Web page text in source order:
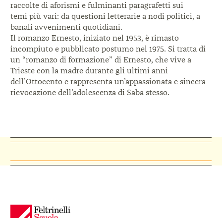
raccolte di aforismi e fulminanti paragrafetti sui
temi più vari: da questioni letterarie a nodi politici, a
banali avvenimenti quotidiani.
Il romanzo Ernesto, iniziato nel 1953, è rimasto
incompiuto e pubblicato postumo nel 1975. Si tratta di
un “romanzo di formazione” di Ernesto, che vive a
Trieste con la madre durante gli ultimi anni
dell’Ottocento e rappresenta un’appassionata e sincera
rievocazione dell’adolescenza di Saba stesso.